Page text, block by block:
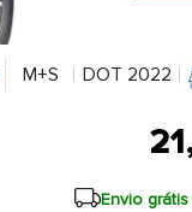
M+S DOT 2022
Envio